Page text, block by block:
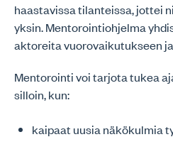
haastavissa tilanteissa, jottei
yksin. Mentorointiohjelma
aktoreita vuorovaikutukseen
Mentorointi voi tarjota tukea
silloin, kun:
kaipaat uusia näkökulmia